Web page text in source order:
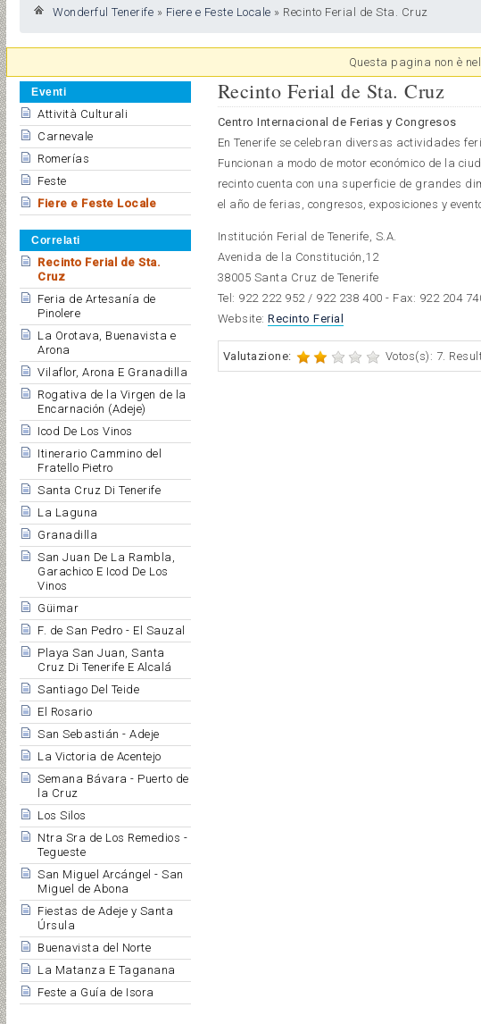
Wonderful Tenerife » Fiere e Feste Locale » Recinto Ferial de Sta. Cruz
Questa pagina non è
Eventi
Attività Culturali
Carnevale
Romerías
Feste
Fiere e Feste Locale
Correlati
Recinto Ferial de Sta.
Cruz
Feria de Artesanía de
Pinolere
La Orotava, Buenavista e
Arona
Vilaflor, Arona E Granadilla
Rogativa de la Virgen de la
Encarnación (Adeje)
Icod De Los Vinos
Itinerario Cammino del
Fratello Pietro
Santa Cruz Di Tenerife
La Laguna
Granadilla
San Juan De La Rambla,
Garachico E Icod De Los
Vinos
Güimar
F. de San Pedro - El Sauzal
Playa San Juan, Santa
Cruz Di Tenerife E Alcalá
Santiago Del Teide
El Rosario
San Sebastián - Adeje
La Victoria de Acentejo
Semana Bávara - Puerto de
la Cruz
Los Silos
Ntra Sra de Los Remedios -
Tegueste
San Miguel Arcángel - San
Miguel de Abona
Fiestas de Adeje y Santa
Úrsula
Buenavista del Norte
La Matanza E Taganana
Feste a Guía de Isora
Recinto Ferial de Sta. Cruz
Centro Internacional de Ferias y Congresos
En Tenerife se celebran diversas actividades
Funcionan a modo de motor económico de la
recinto cuenta con una superficie de grandes
el año de ferias, congresos, exposiciones y
Institución Ferial de Tenerife, S.A.
Avenida de la Constitución,12
38005 Santa Cruz de Tenerife
Tel: 922 222 952 / 922 238 400 - Fax: 922 204
Website:Recinto Ferial
Valutazione: Votos(s): 7.